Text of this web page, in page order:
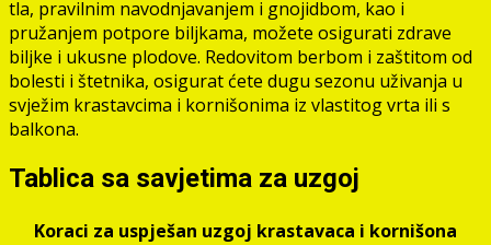
tla, pravilnim navodnjavanjem i gnojidbom, kao i
pružanjem potpore biljkama, možete osigurati zdrave
biljke i ukusne plodove. Redovitom berbom i zaštitom od
bolesti i štetnika, osigurat ćete dugu sezonu uživanja u
svježim krastavcima i kornišonima iz vlastitog vrta ili s
balkona.
Tablica sa savjetima za uzgoj
Koraci za uspješan uzgoj krastavaca i kornišona